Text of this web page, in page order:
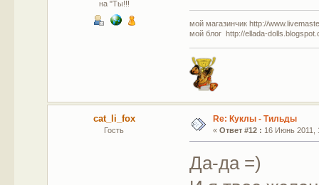
на "Ты!!!
мой магазинчик http://
мой блог http://ellada-
cat_li_fox
Гость
Re: Куклы - Тильды
« Ответ #12 : 16 Июнь 2011,
Да-да =)